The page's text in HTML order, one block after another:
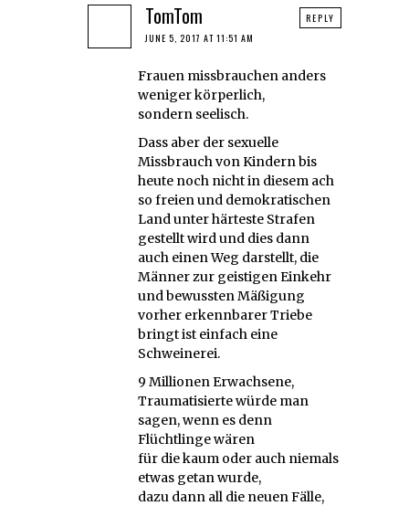
TomTom
JUNE 5, 2017 AT 11:51 AM
Frauen missbrauchen anders
weniger körperlich,
sondern seelisch.
Dass aber der sexuelle
Missbrauch von Kindern bis
heute noch nicht in diesem ach
so freien und demokratischen
Land unter härteste Strafen
gestellt wird und dies dann
auch einen Weg darstellt, die
Männer zur geistigen Einkehr
und bewussten Mäßigung
vorher erkennbarer Triebe
bringt ist einfach eine
Schweinerei.
9 Millionen Erwachsene,
Traumatisierte würde man
sagen, wenn es denn
Flüchtlinge wären
für die kaum oder auch niemals
etwas getan wurde,
dazu dann all die neuen Fälle,
REPLY